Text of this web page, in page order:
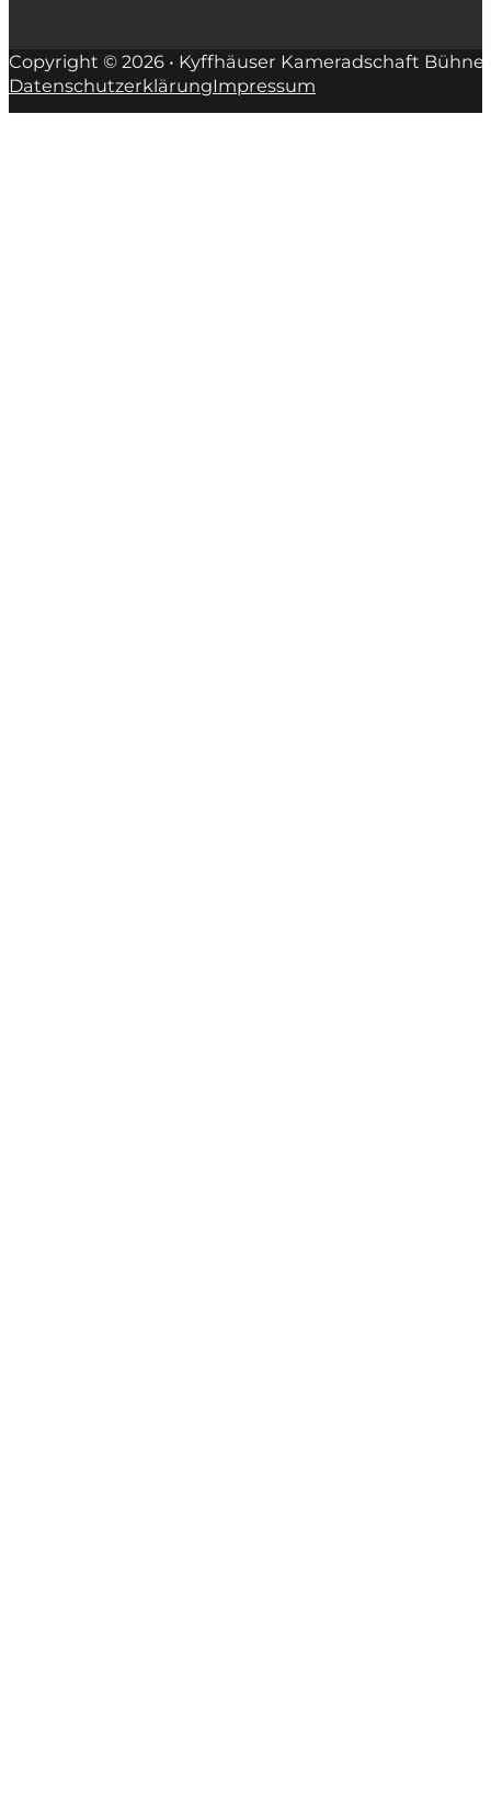
Copyright © 2026 • Kyffhäuser Kameradschaft Bühne
DatenschutzerklärungImpressum